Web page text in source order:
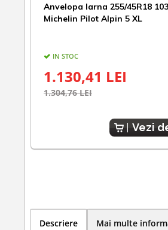
Anvelopa Iarna 255/45R18
Michelin Pilot Alpin 5 XL
IN STOC
1.130,41 LEI
1.304,76 LEI
Vezi
Descriere Mai multe